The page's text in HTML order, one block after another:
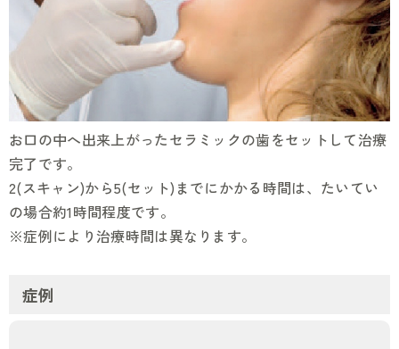
お口の中へ出来上がったセラミックの歯をセットして治療
完了です。
2(スキャン)から5(セット)までにかかる時間は、たいてい
の場合約1時間程度です。
※症例により治療時間は異なります。
症例